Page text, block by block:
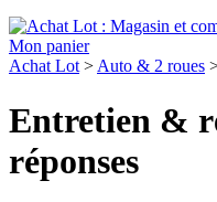
Mon panier
Achat Lot>Auto & 2 roues
Entretien &
réponses